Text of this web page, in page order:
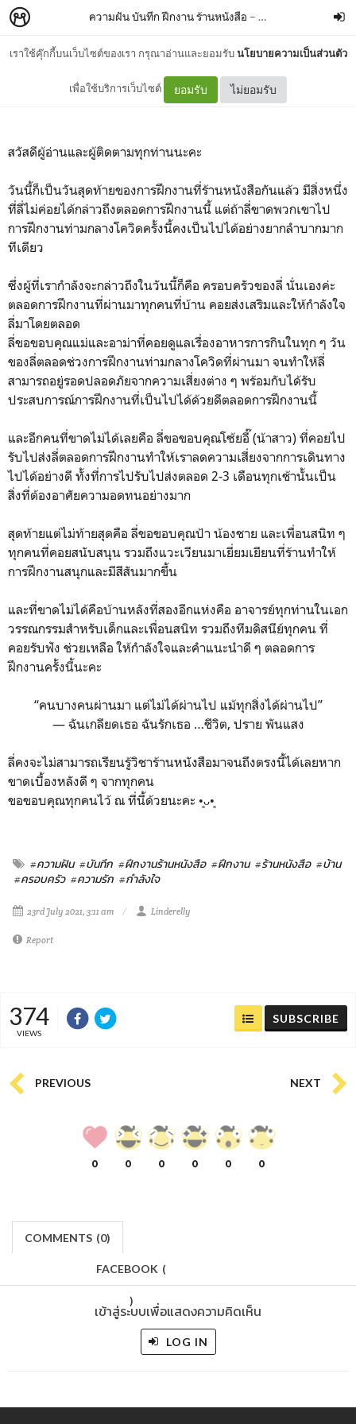
เราใช้คุ๊กกี้บนเว็บไซต์ของเรา กรุณาอ่านและยอมรับนโยบายความเป็นส่วนตัว
เพื่อใช้บริการเว็บไซต์ ยอมรับ ไม่ยอมรับ
ความฝัน บันทึก ฝึกงาน ร้านหนังสือ – Linderelly
เดินทางกลับ : ถึงที่บ้าน
สวัสดีผู้อ่านและผู้ติดตามทุกท่านนะคะ
วันนี้ก็เป็นวันสุดท้ายของการฝึกงานที่ร้านหนังสือกันแล้ว มีสิ่งหนึ่ง
ที่ลี่ไม่ค่อยได้กล่าวถึงตลอดการฝึกงานนี้ แต่ถ้าลี่ขาดพวกเขาไป
การฝึกงานท่ามกลางโควิดครั้งนี้คงเป็นไปได้อย่างยากลำบากมาก
ทีเดียว
ซึ่งผู้ที่เรากำลังจะกล่าวถึงในวันนี้ก็คือ ครอบครัวของลี่ นั่นเองค่ะ
ตลอดการฝึกงานที่ผ่านมาทุกคนที่บ้าน คอยส่งเสริมและให้กำลังใจ
ลี่มาโดยตลอด
ลี่ขอขอบคุณแม่และอาม่าที่คอยดูแลเรื่องอาหารการกินในทุก ๆ วัน
ของลี่ตลอดช่วงการฝึกงานท่ามกลางโควิดที่ผ่านมา จนทำให้ลี่
สามารถอยู่รอดปลอดภัยจากความเสี่ยงต่าง ๆ พร้อมกับได้รับ
ประสบการณ์การฝึกงานที่เป็นไปได้ด้วยดีตลอดการฝึกงานนี้
และอีกคนที่ขาดไม่ได้เลยคือ ลี่ขอขอบคุณโซ้ยอี๊ (น้าสาว) ที่คอยไป
รับไปส่งลี่ตลอดการฝึกงานทำให้เราลดความเสี่ยงจากการเดินทาง
ไปได้อย่างดี ทั้งที่การไปรับไปส่งตลอด 2-3 เดือนทุกเช้านั้นเป็น
สิ่งที่ต้องอาศัยความอดทนอย่างมาก
สุดท้ายแต่ไม่ท้ายสุดคือ ลี่ขอขอบคุณป้า น้องชาย และเพื่อนสนิท ๆ
ทุกคนที่คอยสนับสนุน รวมถึงแวะเวียนมาเยี่ยมเยียนที่ร้านทำให้
การฝึกงานสนุกและมีสีสันมากขึ้น
และที่ขาดไม่ได้คือบ้านหลังที่สองอีกแห่งคือ อาจารย์ทุกท่านในเอก
วรรณกรรมสำหรับเด็กและเพื่อนสนิท รวมถึงทีมดิสนีย์ทุกคน ที่
คอยรับฟัง ช่วยเหลือ ให้กำลังใจและคำแนะนำดี ๆ ตลอดการ
ฝึกงานครั้งนี้นะคะ
“คนบางคนผ่านมา แต่ไม่ได้ผ่านไป แม้ทุกสิ่งได้ผ่านไป”
— ฉันเกลียดเธอ ฉันรักเธอ …ชีวิต, ปราย พันแสง
ลี่คงจะไม่สามารถเรียนรู้วิชาร้านหนังสือมาจนถึงตรงนี้ได้เลยหาก
ขาดเบื้องหลังดี ๆ จากทุกคน
ขอขอบคุณทุกคนไว้ ณ ที่นี้ด้วยนะคะ •͈ᴗ•͈
#ความฝัน #บันทึก #ฝึกงานร้านหนังสือ #ฝึกงาน #ร้านหนังสือ #บ้าน
#ครอบครัว #ความรัก #กำลังใจ
23rd July 2021, 3:11 am Linderelly
Report
374
VIEWS
SUBSCRIBE
PREVIOUS NEXT
0 0 0 0 0 0
COMMENTS (0)
FACEBOOK (
)
เข้าสู่ระบบเพื่อแสดงความคิดเห็น
LOG IN